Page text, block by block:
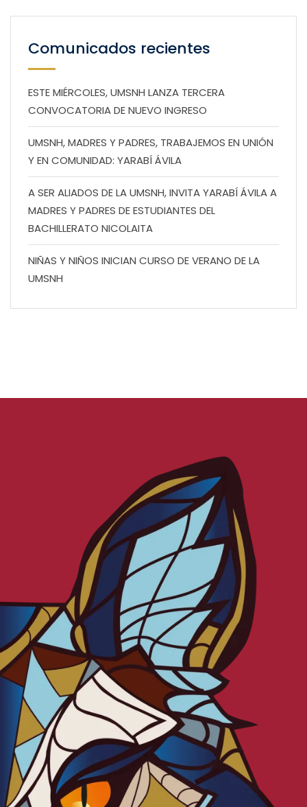
Comunicados recientes
ESTE MIÉRCOLES, UMSNH LANZA TERCERA
CONVOCATORIA DE NUEVO INGRESO
UMSNH, MADRES Y PADRES, TRABAJEMOS EN UNIÓN
Y EN COMUNIDAD: YARABÍ ÁVILA
A SER ALIADOS DE LA UMSNH, INVITA YARABÍ ÁVILA A
MADRES Y PADRES DE ESTUDIANTES DEL
BACHILLERATO NICOLAITA
NIÑAS Y NIÑOS INICIAN CURSO DE VERANO DE LA
UMSNH